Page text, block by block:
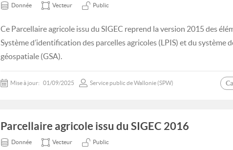
Donnée Vecteur Public
Ce Parcellaire agricole issu du SIGEC reprend la version 2015 des
Système d’identification des parcelles agricoles (LPIS) et du système
géospatiale (GSA).
Mise à jour: 01/09/2025 Service public de Wallonie (SPW)
Parcellaire agricole issu du SIGEC 2016
Donnée Vecteur Public